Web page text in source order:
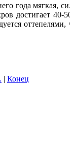
года мягкая,
достигает 40-
| Конец